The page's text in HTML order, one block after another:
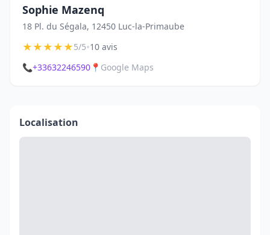
Sophie Mazenq
18 Pl. du Ségala, 12450 Luc-la-Primaube
★★★★★5/5•10 avis
📞+33632246590 📍 Google Maps
Localisation